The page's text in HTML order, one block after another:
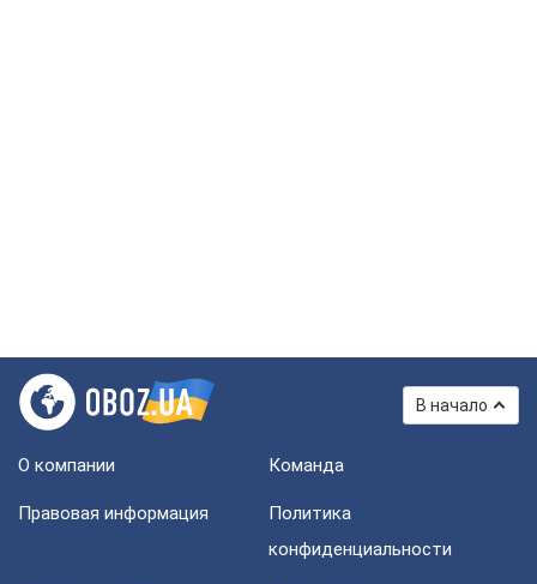
В начало
О компании Команда
Правовая информация
Политика
конфиденциальности